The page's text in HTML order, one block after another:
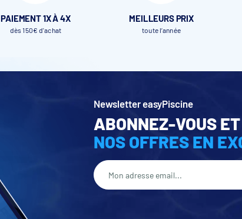
PAIEMENT 1X À 4X
dès 150€ d'achat
MEILLEURS PRIX
toute l’année
Newsletter easyPiscine
ABONNEZ-VOUS
NOS OFFRES EN